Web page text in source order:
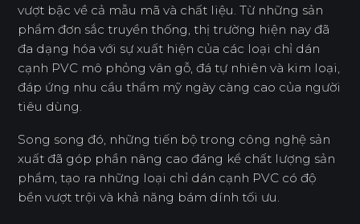
vượt bậc về cả mẫu mã và chất liệu. Từ những sản
phẩm đơn sắc truyền thống, thị trường hiện nay đã
đa dạng hóa với sự xuất hiện của các loại chỉ dán
cạnh PVC mô phỏng vân gỗ, đá tự nhiên và kim loại,
đáp ứng nhu cầu thẩm mỹ ngày càng cao của người
tiêu dùng.
Song song đó, những tiến bộ trong công nghệ sản
xuất đã góp phần nâng cao đáng kể chất lượng sản
phẩm, tạo ra những loại chỉ dán cạnh PVC có độ
bền vượt trội và khả năng bám dính tối ưu.